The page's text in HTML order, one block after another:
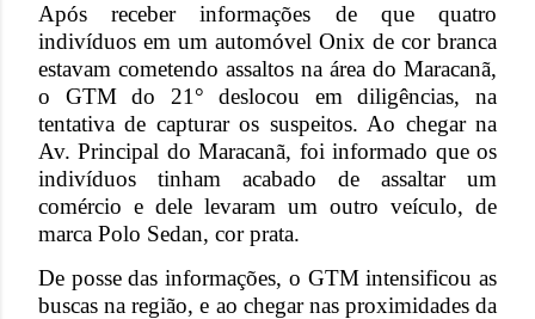
Após receber informações de que quatro
indivíduos em um automóvel Onix de cor branca
estavam cometendo assaltos na área do Maracanã,
o GTM do 21° deslocou em diligências, na
tentativa de capturar os suspeitos. Ao chegar na
Av. Principal do Maracanã, foi informado que os
indivíduos tinham acabado de assaltar um
comércio e dele levaram um outro veículo, de
marca Polo Sedan, cor prata.
De posse das informações, o GTM intensificou as
buscas na região, e ao chegar nas proximidades da